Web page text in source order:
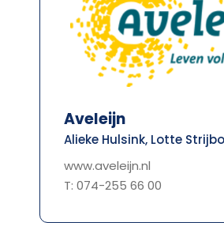
Aveleijn
Alieke Hulsink, Lotte
www.aveleijn.nl
T: 074-255 66 00